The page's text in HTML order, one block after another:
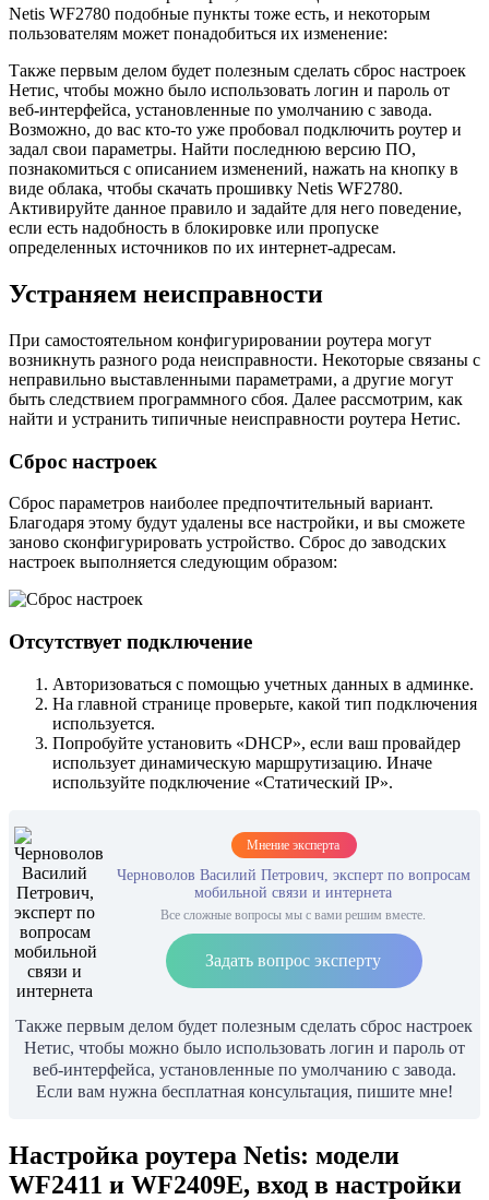
Netis WF2780 подобные пункты тоже есть, и некоторым
пользователям может понадобиться их изменение:
Также первым делом будет полезным сделать сброс настроек
Нетис, чтобы можно было использовать логин и пароль от
веб-интерфейса, установленные по умолчанию с завода.
Возможно, до вас кто-то уже пробовал подключить роутер и
задал свои параметры. Найти последнюю версию ПО,
познакомиться с описанием изменений, нажать на кнопку в
виде облака, чтобы скачать прошивку Netis WF2780.
Активируйте данное правило и задайте для него поведение,
если есть надобность в блокировке или пропуске
определенных источников по их интернет-адресам.
Устраняем неисправности
При самостоятельном конфигурировании роутера могут
возникнуть разного рода неисправности. Некоторые связаны с
неправильно выставленными параметрами, а другие могут
быть следствием программного сбоя. Далее рассмотрим, как
найти и устранить типичные неисправности роутера Нетис.
Сброс настроек
Сброс параметров наиболее предпочтительный вариант.
Благодаря этому будут удалены все настройки, и вы сможете
заново сконфигурировать устройство. Сброс до заводских
настроек выполняется следующим образом:
Отсутствует подключение
Авторизоваться с помощью учетных данных в админке.
На главной странице проверьте, какой тип подключения
используется.
Попробуйте установить «DHCP», если ваш провайдер
использует динамическую маршрутизацию. Иначе
используйте подключение «Статический IP».
Мнение эксперта
Черноволов Василий Петрович, эксперт по вопросам
мобильной связи и интернета
Все сложные вопросы мы с вами решим вместе.
Задать вопрос эксперту
Также первым делом будет полезным сделать сброс настроек
Нетис, чтобы можно было использовать логин и пароль от
веб-интерфейса, установленные по умолчанию с завода.
Если вам нужна бесплатная консультация, пишите мне!
Настройка роутера Netis: модели
WF2411 и WF2409E, вход в настройки